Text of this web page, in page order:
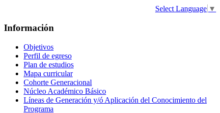
Select Language ▼
Información
Objetivos
Perfil de egreso
Plan de estudios
Mapa curricular
Cohorte Generacional
Núcleo Académico Básico
Líneas de Generación y/ó Aplicación del Conocimiento del
Programa